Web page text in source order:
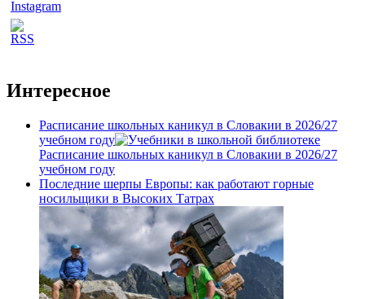
Интересное
Расписание школьных каникул в Словакии в 2026/27
учебном году
Расписание школьных каникул в Словакии в 2026/27
учебном году
Последние шерпы Европы: как работают горные
носильщики в Высоких Татрах